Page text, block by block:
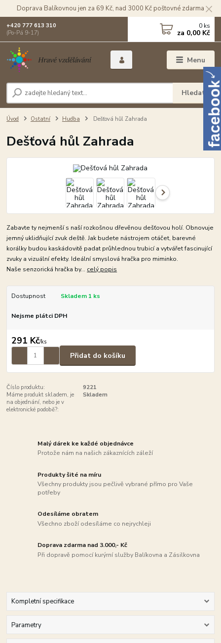
Doprava Balíkovnou jen za 69 Kč, nad 3000 Kč poštovné zdarma
Menu
Hledat
+420 777 613 310
(Po-Pá 9-17)
0 ks
za 0,00 Kč
Úvod Ostatní Hudba Dešťová hůl Zahrada
Dešťová hůl Zahrada
Zabavte ty nejmenší s naší rozkošnou dřevěnou dešťovou holí. Obnovuje
jemný uklidňující zvuk deště. Jak budete nástrojem otáčet, barevné
korálky budou kaskádovitě padat průhlednou trubicí a vytvářet fascinující
zvuky a vizuální efekty. Ideální smyslová hračka pro miminko.
Naše senzorická hračka by... celý popis
Dostupnost Skladem 1 ks
Nejsme plátci DPH
291 Kč/ks
Přidat do košíku
Číslo produktu:
9221
Máme produkt skladem, je
na objednání, nebo je v
elektronické podobě?:
Skladem
Malý dárek ke každé objednávce
Protože nám na našich zákaznících záleží
Produkty šité na míru
Všechny produkty jsou pečlivě vybrané přímo pro Vaše
potřeby
Odesíláme obratem
Všechno zboží odesíláme co nejrychleji
Doprava zdarma nad 3.000,- Kč
Při dopravě pomocí kurýrní služby Balíkovna a Zásilkovna
Kompletní specifikace
Parametry